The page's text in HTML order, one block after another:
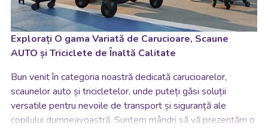
Explorați O gama Variată de Carucioare, Scaune
AUTO și Triciclete de Înaltă Calitate
Bun venit în categoria noastră dedicată carucioarelor,
scaunelor auto și tricicletelor, unde puteți găsi soluții
versatile pentru nevoile de transport și siguranță ale
copilului dumneavoastră. Suntem mândri să vă prezentăm o